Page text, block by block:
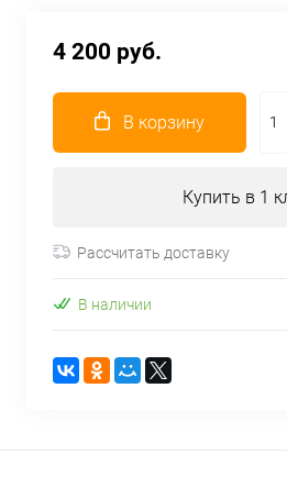
4 200 руб.
В корзину
Купить в 1
Рассчитать доставку
В наличии